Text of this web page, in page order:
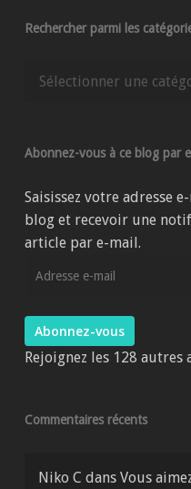
Rechercher parmi les
Rechercher
du
Abonnez-vous à ce blog par
Saisissez votre adresse
blog et recevoir une
article par e-mail.
Abonnez-vous
Rejoignez les 128 autres
Commentaires récents
Niko C dans Vous